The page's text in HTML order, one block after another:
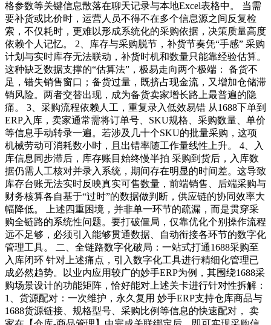
格参数等关键信息散落在聊天记录与本地Excel表格中。 当需
要补货或比价时，运营人员不得不在多个信息源之间反复检
索，不仅耗时，更难以形成系统化的采购依据，决策质量高度
依赖个人记忆。 2、库存与采购脱节，补货节奏凭“手感” 采购
计划与实时库存无法联动，补货时机和数量只能靠经验估算。
这种缺乏数据支撑的“估算法”，极易走向两个极端： 备货不
足，错失销售窗口；备货过量，既挤占现金流，又增加仓储滞
销风险。两者交替出现，成为备货卖家增长路上最普遍的隐
痛。 3、采购流程依赖人工，重复录入低效易错 从1688下单到
ERP入库，卖家通常需将订单号、SKU规格、采购数量、单价
等信息手动转录一遍。若涉及几十个SKU的批量采购，这项
机械劳动可消耗数小时，且出错率随工作量线性上升。 4、入
库信息同步滞后，库存账目始终慢半拍 采购到货后，入库数
据仍需人工核对并录入系统，期间存在明显的时间差。这导致
库存台账无法实时反映真实可售数量，前端销售、后端采购与
财务核算各自基于“过时”的数据做判断，供应链的协同效率大
幅降低。 上述四重困境，并非单一环节的疏漏，而是贯穿采
购全链路的系统性问题。要打破僵局，仅靠优化个别操作流程
远不足够，必须引入能够贯通数据、自动衔接各环节的数字化
管理工具。 二、全链路数字化破局：一站式打通1688采购至
入库闭环 针对上述痛点，引入数字化工具进行精细化管理已
成必然趋势。以业内应用较广的妙手ERP为例，其围绕1688采
购场景设计的功能矩阵，恰好能对上述关卡进行针对性拆解：
1、货源配对：一次维护，永久复用 妙手ERP支持仓库商品与
1688货源链接、规格型号、采购比例等信息的快速配对， 卖